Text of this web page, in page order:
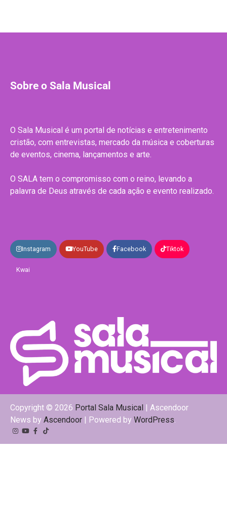
Sobre o Sala Musical
O Sala Musical é um portal de notícias e entretenimento
cristão, com entrevistas, mercado da música e coberturas
de eventos, cinema, lançamentos e arte.
O SALA tem o compromisso com o reino, levando a
palavra de Deus através de cada ação e evento realizado.
Instagram YouTube Facebook Tiktok
Kwai
Copyright © 2026 Portal Sala Musical | Ascendoor
News by Ascendoor | Powered by WordPress
Instagram
YouTube
Facebook
Tiktok